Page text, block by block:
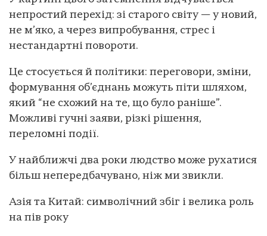
непростий перехід: зі старого світу — у новий,
не м’яко, а через випробування, стрес і
нестандартні повороти.
Це стосується й політики: переговори, зміни,
формування об’єднань можуть піти шляхом,
який “не схожий на те, що було раніше”.
Можливі гучні заяви, різкі рішення,
переломні події.
У найближчі два роки людство може рухатися
більш непередбачувано, ніж ми звикли.
Азія та Китай: символічний збіг і велика роль
на пів року